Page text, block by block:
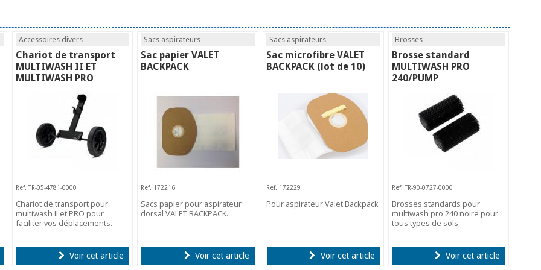
Accessoires divers
Chariot de transport
MULTIWASH II ET
MULTIWASH PRO
Ref. TR-05-4781-0000
Chariot de transport pour
multiwash II et PRO pour
faciliter vos déplacements.
Voir cet article
Sacs aspirateurs
Sac papier VALET
BACKPACK
Ref. 172216
Sacs papier pour aspirateur
dorsal VALET BACKPACK.
Voir cet article
Sacs aspirateurs
Sac microfibre VALET
BACKPACK (lot de 10)
Ref. 172229
Pour aspirateur Valet Backpack
Voir cet article
Brosses
Brosse standard
MULTIWASH PRO
240/PUMP
Ref. TR-90-0727-0000
Brosses standards pour
multiwash pro 240 noire pour
tous types de sols.
Voir cet article